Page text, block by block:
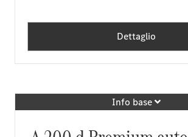
Dettaglio
Info base